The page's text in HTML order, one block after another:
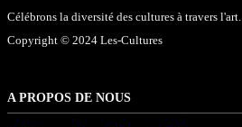
Célébrons la diversité des cultures à travers l'art.
Copyright © 2024 Les-Cultures
A PROPOS DE NOUS